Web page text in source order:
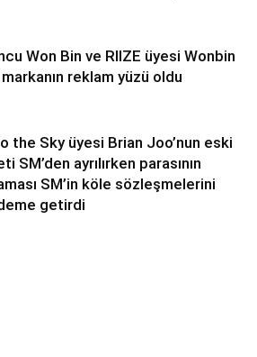
Won Bin ve RIIZE üyesi Wonbin
markanın reklam yüzü oldu
the Sky üyesi Brian Joo’nun eski
SM’den ayrılırken parasının
SM’in köle sözleşmelerini
getirdi